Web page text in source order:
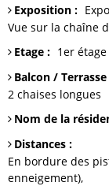
Exposition :
Vue sur la chaîne
Etage : 1er étage
Balcon / Terrasse
2 chaises longues
Nom de la
Distances :
En bordure des
enneigement)